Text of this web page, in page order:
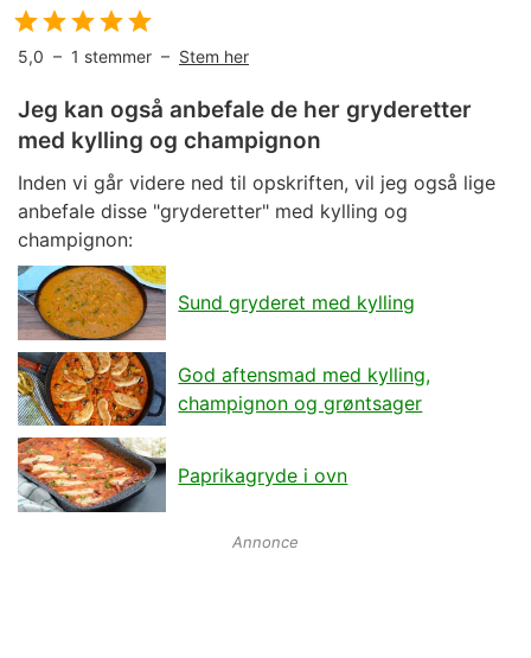
5,0 – 1 stemmer – Stem her
Jeg kan også anbefale de her gryderetter
med kylling og champignon
Inden vi går videre ned til opskriften, vil jeg også lige
anbefale disse "gryderetter" med kylling og
champignon:
Sund gryderet med kylling
God aftensmad med kylling,
champignon og grøntsager
Paprikagryde i ovn
Annonce